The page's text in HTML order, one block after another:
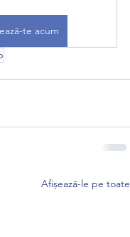
te acum
Afișează-le pe toate